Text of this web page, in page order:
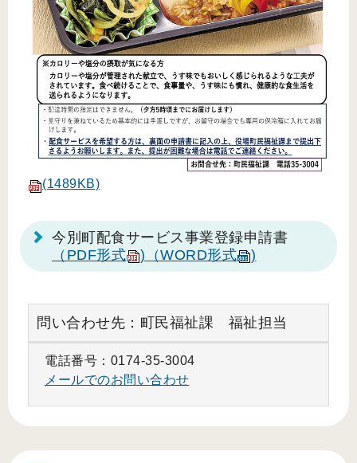
(1489KB)
今別町配食サービス事業登録申請書
（PDF形式
) （WORD形式 )
問い合わせ先：町民福祉課 福祉担当
電話番号：0174-35-3004
メールでのお問い合わせ